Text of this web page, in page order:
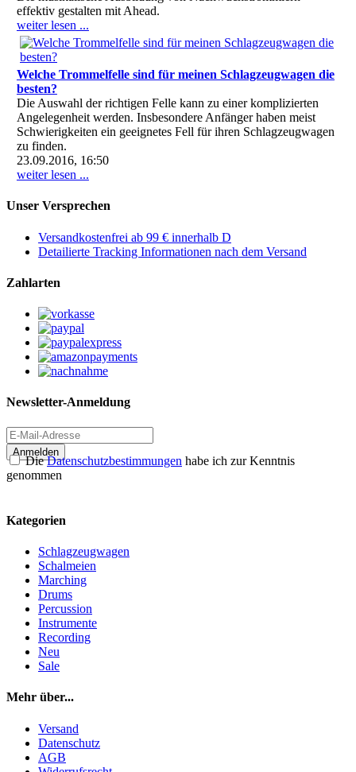
effektiv gestalten mit Ahead.
weiter lesen ...
Welche Trommelfelle sind für meinen Schlagzeugwagen die
besten?
Die Auswahl der richtigen Felle kann zu einer komplizierten
Angelegenheit werden. Insbesondere Anfänger haben meist
Schwierigkeiten ein geeignetes Fell für ihren Schlagzeugwagen
zu finden.
23.09.2016, 16:50
weiter lesen ...
Unser Versprechen
Versandkostenfrei ab 99 € innerhalb D
Detailierte Tracking Informationen nach dem Versand
Zahlarten
Newsletter-Anmeldung
Anmelden
DieDatenschutzbestimmungen habe ich zur Kenntnis
genommen
Kategorien
Schlagzeugwagen
Schalmeien
Marching
Drums
Percussion
Instrumente
Recording
Neu
Sale
Mehr über...
Versand
Datenschutz
AGB